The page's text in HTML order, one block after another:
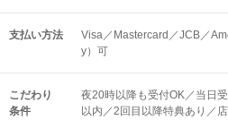
支払い方法
Visa／Mastercard／JCB／
y）可
こだわり
条件
夜20時以降も受付OK／当日
以内／2回目以降特典あり／